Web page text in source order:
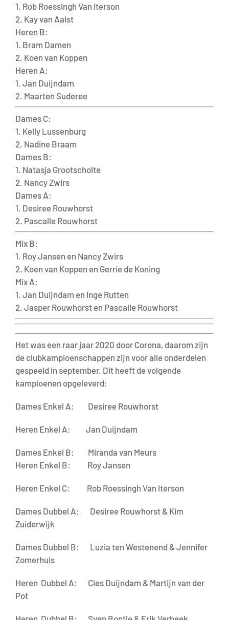
1. Rob Roessingh Van Iterson
2. Kay van Aalst
Heren B:
1. Bram Damen
2. Koen van Koppen
Heren A:
1. Jan Duijndam
2. Maarten Suderee
Dames C:
1. Kelly Lussenburg
2. Nadine Braam
Dames B:
1. Natasja Grootscholte
2. Nancy Zwirs
Dames A:
1. Desiree Rouwhorst
2. Pascalle Rouwhorst
Mix B:
1. Roy Jansen en Nancy Zwirs
2. Koen van Koppen en Gerrie de Koning
Mix A:
1. Jan Duijndam en Inge Rutten
2. Jasper Rouwhorst en Pascalle Rouwhorst
Het was een raar jaar 2020 door Corona, daarom zijn
de clubkampioenschappen zijn voor alle onderdelen
gespeeld in september. Dit heeft de volgende
kampioenen opgeleverd:
Dames Enkel A: Desiree Rouwhorst
Heren Enkel A: Jan Duijndam
Dames Enkel B: Miranda van Meurs
Heren Enkel B: Roy Jansen
Heren Enkel C: Rob Roessingh Van Iterson
Dames Dubbel A: Desiree Rouwhorst & Kim
Zuiderwijk
Dames Dubbel B: Luzia ten Westenend & Jennifer
Zomerhuis
Heren Dubbel A: Cies Duijndam & Martijn van der
Pot